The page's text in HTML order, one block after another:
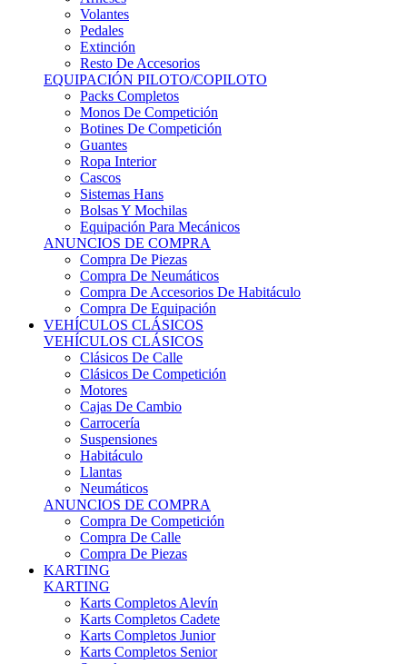
Pedales
Extinción
Resto De Accesorios
EQUIPACIÓN PILOTO/COPILOTO
Packs Completos
Monos De Competición
Botines De Competición
Guantes
Ropa Interior
Cascos
Sistemas Hans
Bolsas Y Mochilas
Equipación Para Mecánicos
ANUNCIOS DE COMPRA
Compra De Piezas
Compra De Neumáticos
Compra De Accesorios De Habitáculo
Compra De Equipación
VEHÍCULOS CLÁSICOS
VEHÍCULOS CLÁSICOS
Clásicos De Calle
Clásicos De Competición
Motores
Cajas De Cambio
Carrocería
Suspensiones
Habitáculo
Llantas
Neumáticos
ANUNCIOS DE COMPRA
Compra De Competición
Compra De Calle
Compra De Piezas
KARTING
KARTING
Karts Completos Alevín
Karts Completos Cadete
Karts Completos Junior
Karts Completos Senior
Superkart